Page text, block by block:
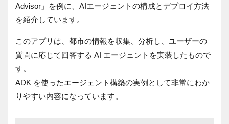
Advisor」を例に、AIエージェントの構成とデプロイ方法
を紹介しています。
このアプリは、都市の情報を収集、分析し、ユーザーの
質問に応じて回答する AI エージェントを実装したもので
す。
ADK を使ったエージェント構築の実例として非常にわか
りやすい内容になっています。